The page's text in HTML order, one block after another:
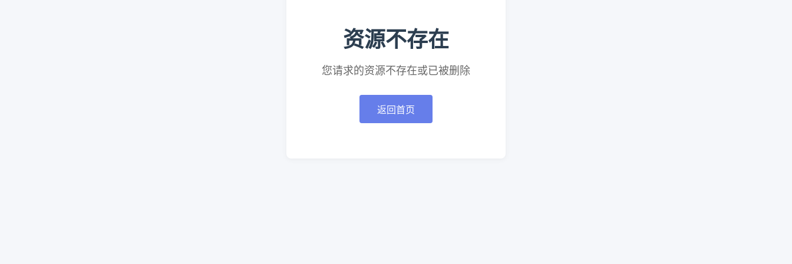
资源不存在
您请求的资源不存在或已被删除
返回首页